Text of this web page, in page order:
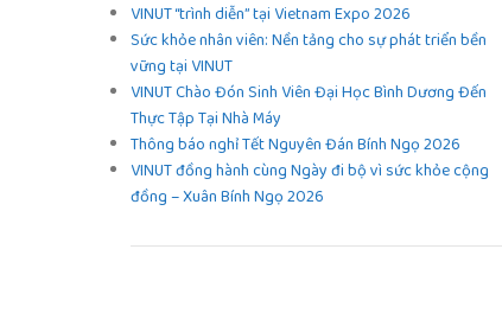
VINUT “trình diễn” tại Vietnam Expo 2026
Sức khỏe nhân viên: Nền tảng cho sự phát triển bền
vững tại VINUT
VINUT Chào Đón Sinh Viên Đại Học Bình Dương Đến
Thực Tập Tại Nhà Máy
Thông báo nghỉ Tết Nguyên Đán Bính Ngọ 2026
VINUT đồng hành cùng Ngày đi bộ vì sức khỏe cộng
đồng – Xuân Bính Ngọ 2026